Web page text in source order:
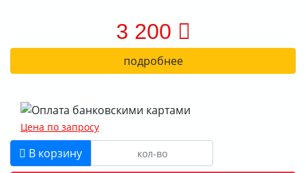
3 200
подробнее
Цена по запросу
В корзину